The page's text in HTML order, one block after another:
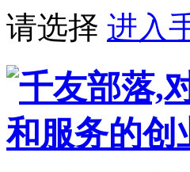
请选择 进入